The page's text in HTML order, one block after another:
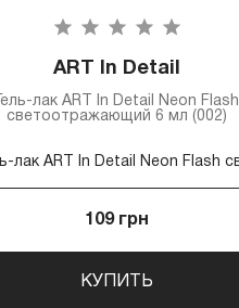
ART In Detail
Гель-лак ART In Detail Neon Flash
светоотражающий 6 мл (002)
109 грн
КУПИТЬ